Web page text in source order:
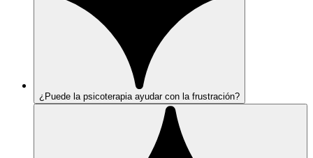
¿Puede la psicoterapia ayudar con la frustración?